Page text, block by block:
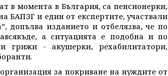
в момента в България, са пенсионерки,
БАПЗГ и един от експертите, участвали
допълва изданието и отбелязва, че по
а ситуацията е подобна и по
грижи - акушерки, рехабилитатори,
за покриване на нуждите от